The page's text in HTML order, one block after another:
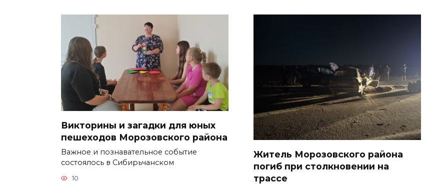
Викторины и загадки для юных
пешеходов Морозовского района
Важное и познавательное событие
состоялось в Сибирьчанском
10
Житель Морозовского района
погиб при столкновении на
трассе